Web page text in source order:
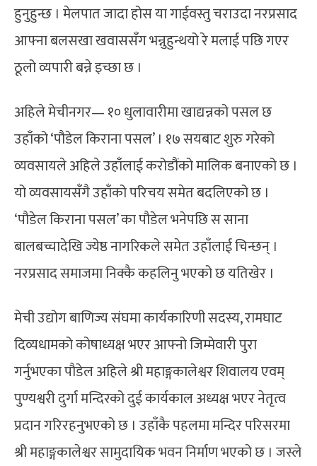
हुनुहुन्छ । मेलपात जादा होस या गाईवस्तु चराउदा नरप्रसाद
आफ्ना बलसखा खवाससँग भन्नुहुन्थयो रे मलाई पछि गएर
ठूलो व्यपारी बन्ने इच्छा छ ।
अहिले मेचीनगर— १० धुलावारीमा खाद्यन्नको पसल छ
उहाँको ‘पौडेल किराना पसल’ । १७ सयबाट शुरु गरेको
व्यवसायले अहिले उहाँलाई करोडौंको मालिक बनाएको छ ।
यो व्यवसायसँगै उहाँको परिचय समेत बदलिएको छ ।
‘पौडेल किराना पसल’ का पौडेल भनेपछि स साना
बालबच्चादेखि ज्येष्ठ नागरिकले समेत उहाँलाई चिन्छन् ।
नरप्रसाद समाजमा निक्कै कहलिनु भएको छ यतिखेर ।
मेची उद्योग बाणिज्य संघमा कार्यकारिणी सदस्य, रामघाट
दिव्यधामको कोषाध्यक्ष भएर आफ्नो जिम्मेवारी पुरा
गर्नुभएका पौडेल अहिले श्री महाङ्गकालेश्वर शिवालय एवम्
पुण्यश्वरी दुर्गा मन्दिरको दुई कार्यकाल अध्यक्ष भएर नेतृत्व
प्रदान गरिरहनुभएको छ । उहाँकै पहलमा मन्दिर परिसरमा
श्री महाङ्गकालेश्वर सामुदायिक भवन निर्माण भएको छ । जस्ले